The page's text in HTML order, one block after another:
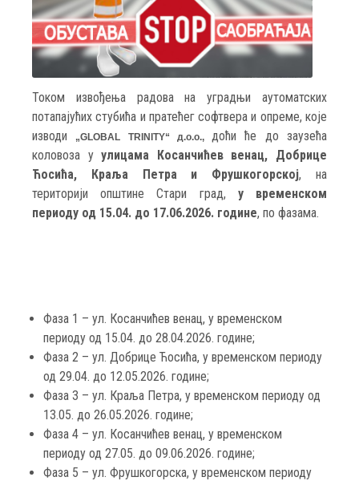
Током извођења радова на уградњи аутоматских
потапајућих стубића и пратећег софтвера и опреме, које
изводи
„GLOBAL TRINITY“ д.о.о., доћи ће до заузећа
коловоза уулицама Косанчићев венац, Добрице
Ћосића, Краља Петра и Фрушкогорској, на
територији општине Стари град, у временском
периоду од 15.04. до 17.06.2026. године, по фазама.
Фаза 1 – ул. Косанчићев венац, у временском
периоду од 15.04. до 28.04.2026. године;
Фаза 2 – ул. Добрице Ћосића, у временском периоду
од 29.04. до 12.05.2026. године;
Фаза 3 – ул. Краља Петра, у временском периоду од
13.05. до 26.05.2026. године;
Фаза 4 – ул. Косанчићев венац, у временском
периоду од 27.05. до 09.06.2026. године;
Фаза 5 – ул. Фрушкогорска, у временском периоду